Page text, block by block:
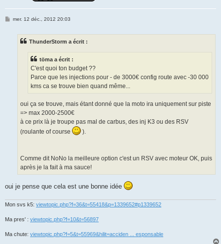
Mmer. 12 déc., 2012 20:03
ThunderStorm a écrit :
töma a écrit :
C'est quoi ton budget ??
Parce que les injections pour - de 3000€ config route avec -30 000
kms ca se trouve bien quand même...
oui ça se trouve, mais étant donné que la moto ira uniquement sur piste
=> max 2000-2500€
à ce prix là je troupe pas mal de carbus, des inj K3 ou des RSV
(roulante of course
).
Comme dit NoNo la meilleure option c'est un RSV avec moteur OK, puis
après je la fait à ma sauce!
oui je pense que cela est une bonne idée
Mon svs k5: viewtopic.php?f=36&t=55418&p=1339652#p1339652
Ma pres' : viewtopic.php?f=10&t=56897
Ma chute: viewtopic.php?f=5&t=55969&hilit=acciden ... esponsable